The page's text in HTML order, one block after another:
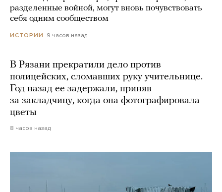
разделенные войной, могут вновь почувствовать
себя одним сообществом
ИСТОРИИ 9 часов назад
В Рязани прекратили дело против
полицейских, сломавших руку учительнице.
Год назад ее задержали, приняв
за закладчицу, когда она фотографировала
цветы
8 часов назад